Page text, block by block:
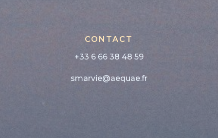
CONTACT
+33 6 66 38 48 59
smarvie@aequae.fr